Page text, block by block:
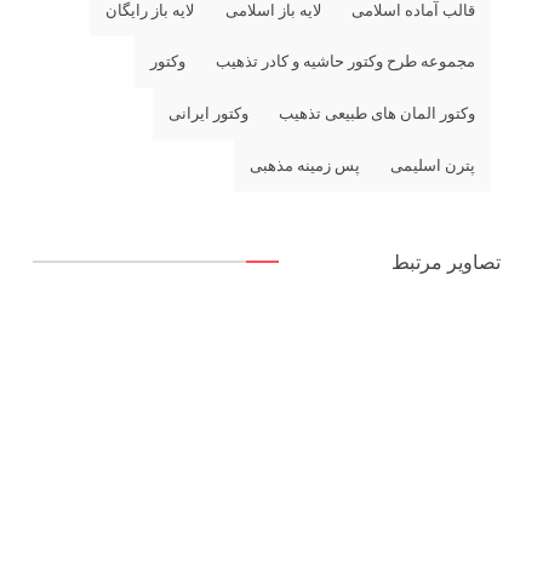
قالب آماده اسلامی لایه باز اسلامی لایه باز رایگان
مجموعه طرح وکتور حاشیه و کادر تذهیب وکتور
وکتور المان های طبیعی تذهیب وکتور ایرانی
پترن اسلیمی پس زمینه مذهبی
تصاویر مرتبط